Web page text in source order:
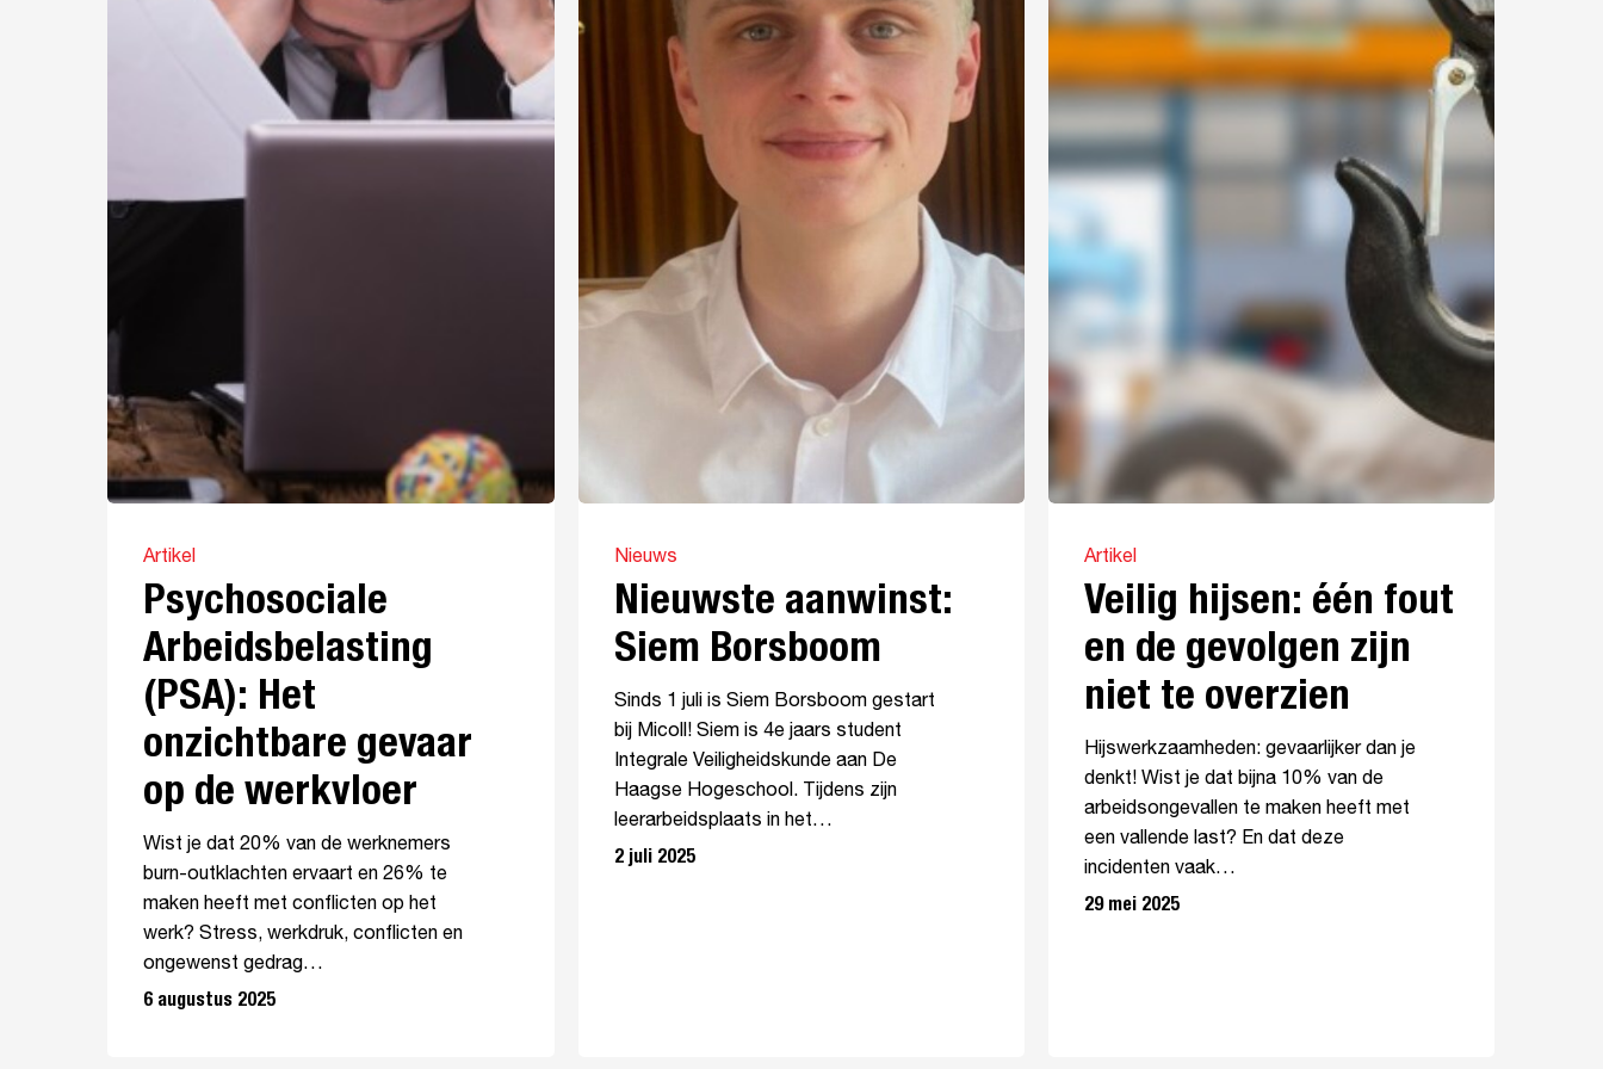
Artikel
Psychosociale
Arbeidsbelasting
(PSA): Het
onzichtbare gevaar
op de werkvloer
Wist je dat 20% van de werknemers
burn-outklachten ervaart en 26% te
maken heeft met conflicten op het
werk? Stress, werkdruk, conflicten en
ongewenst gedrag…
6 augustus 2025
Nieuws
Nieuwste aanwinst:
Siem Borsboom
Sinds 1 juli is Siem Borsboom gestart
bij Micoll! Siem is 4e jaars student
Integrale Veiligheidskunde aan De
Haagse Hogeschool. Tijdens zijn
leerarbeidsplaats in het…
2 juli 2025
Artikel
Veilig hijsen: één fout
en de gevolgen zijn
niet te overzien
Hijswerkzaamheden: gevaarlijker dan je
denkt! Wist je dat bijna 10% van de
arbeidsongevallen te maken heeft met
een vallende last? En dat deze
incidenten vaak…
29 mei 2025